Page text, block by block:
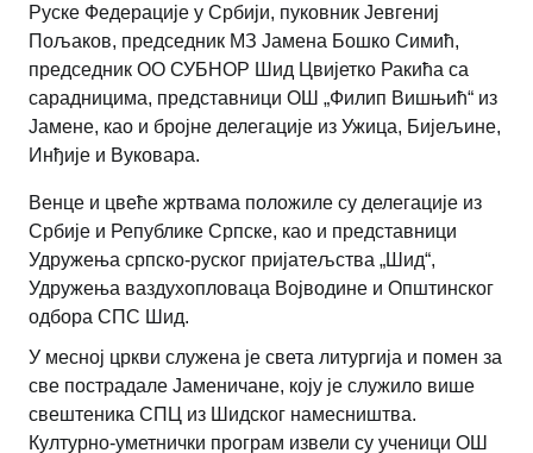
Руске Федерације у Србији, пуковник Јевгениј
Пољаков, председник МЗ Јамена Бошко Симић,
председник ОО СУБНОР Шид Цвијетко Ракића са
сарадницима, представници ОШ „Филип Вишњић“ из
Јамене, као и бројне делегације из Ужица, Бијељине,
Инђије и Вуковара.
Венце и цвеће жртвама положиле су делегације из
Србије и Републике Српске, као и представници
Удружења српско-руског пријатељства „Шид“,
Удружења ваздухопловаца Војводине и Општинског
одбора СПС Шид.
У месној цркви служена је света литургија и помен за
све пострадале Јаменичане, коју је служило више
свештеника СПЦ из Шидског намесништва.
Културно-уметнички програм извели су ученици ОШ